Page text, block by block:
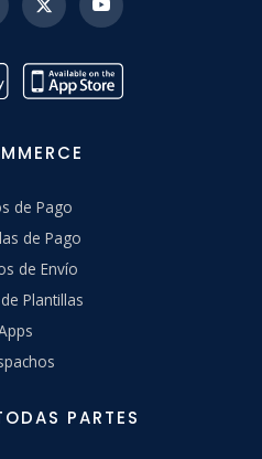
de Pago
de Pago
de Envío
Plantillas
PARTES